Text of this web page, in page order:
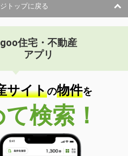
トップに戻る
goo住宅・不動産
アプリ
サイトの物件を
検索！